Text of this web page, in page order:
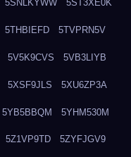
5SNLKYWW 5ST3XE0K
5THBIEFD 5TVPRN5V
5V5K9CVS 5VB3LIYB
5XSF9JLS 5XU6ZP3A
5YB5BBQM 5YHM530M
5Z1VP9TD 5ZYFJGV9